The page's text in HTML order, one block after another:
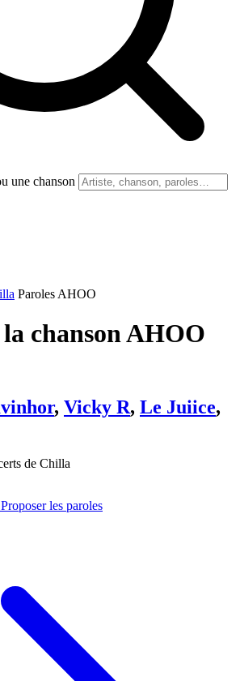
une chanson
Paroles AHOO
chanson AHOO
, Vicky R, Le Juiice,
de Chilla
les paroles